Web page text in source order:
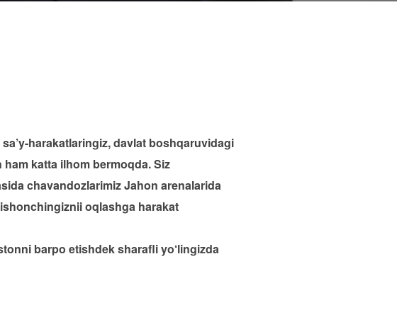
harakatlaringiz, davlat boshqaruvidagi
katta ilhom bermoqda. Siz
chavandozlarimiz Jahon arenalarida
oqlashga harakat
barpo etishdek sharafli yo‘lingizda